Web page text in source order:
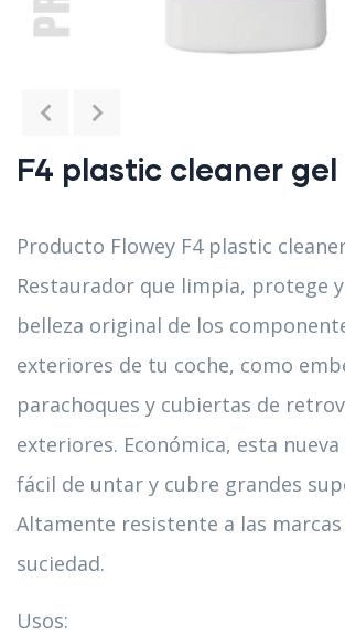
F4 plastic cleaner gel
Producto Flowey F4 plastic
Restaurador que limpia, protege
belleza original de los
exteriores de tu coche, como
parachoques y cubiertas de
exteriores. Económica, esta
fácil de untar y cubre grandes
Altamente resistente a las marcas
suciedad.
Usos: